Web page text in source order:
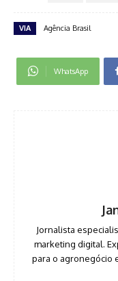
VIA Agência Brasil
WhatsApp
Jornalista
marketing digital.
para o agronegócio